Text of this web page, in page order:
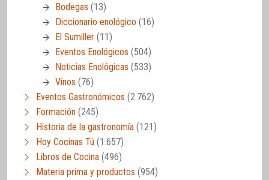
Bodegas (13)
Diccionario enológico (16)
El Sumiller (11)
Eventos Enológicos (504)
Noticias Enológicas (533)
Vinos (76)
Eventos Gastronómicos (2.762)
Formación (245)
Historia de la gastronomía (121)
Hoy Cocinas Tú (1.657)
Libros de Cocina (496)
Materia prima y productos (954)